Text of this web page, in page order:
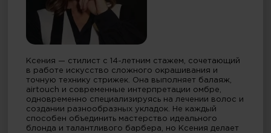
Ксения — стилист с 14-летним стажем, сочетающий
в работе искусство сложного окрашивания и
точную технику стрижек. Она выполняет балаяж,
airtouch и современные интерпретации омбре,
одновременно специализируясь на лечении волос и
создании разнообразных укладок. Не каждый
способен объединить мастерство идеального
блонда и талантливого барбера, но Ксения делает